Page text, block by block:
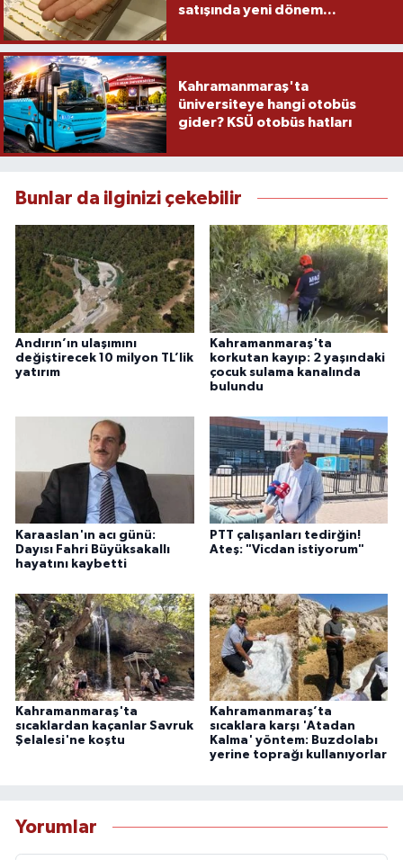
satışında yeni dönem...
Kahramanmaraş'ta
üniversiteye hangi otobüs
gider? KSÜ otobüs hatları
Bunlar da ilginizi çekebilir
Andırın’ın ulaşımını
değiştirecek 10 milyon TL’lik
yatırım
Kahramanmaraş'ta
korkutan kayıp: 2 yaşındaki
çocuk sulama kanalında
bulundu
Karaaslan'ın acı günü:
Dayısı Fahri Büyüksakallı
hayatını kaybetti
PTT çalışanları tedirğin!
Ateş: "Vicdan istiyorum"
Kahramanmaraş'ta
sıcaklardan kaçanlar Savruk
Şelalesi'ne koştu
Kahramanmaraş’ta
sıcaklara karşı 'Atadan
Kalma' yöntem: Buzdolabı
yerine toprağı kullanıyorlar
Yorumlar